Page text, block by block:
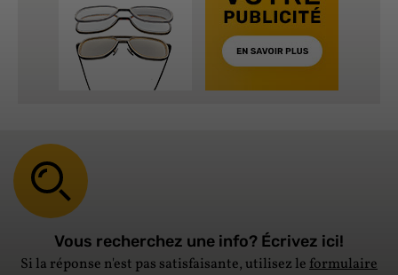
Vous recherchez une info? Écrivez ici!
Si la réponse n'est pas satisfaisante, utilisez leformulaire